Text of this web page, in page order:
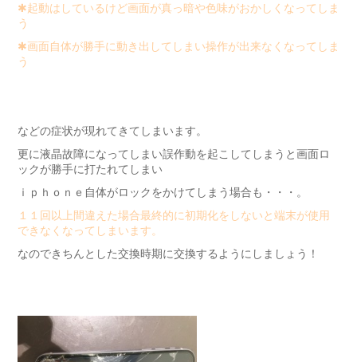
✱起動はしているけど画面が真っ暗や色味がおかしくなってしま
う
✱画面自体が勝手に動き出してしまい操作が出来なくなってしま
う
などの症状が現れてきてしまいます。
更に液晶故障になってしまい誤作動を起こしてしまうと画面ロ
ックが勝手に打たれてしまい
ｉｐｈｏｎｅ自体がロックをかけてしまう場合も・・・。
１１回以上間違えた場合最終的に初期化をしないと端末が使用
できなくなってしまいます。
なのできちんとした交換時期に交換するようにしましょう！